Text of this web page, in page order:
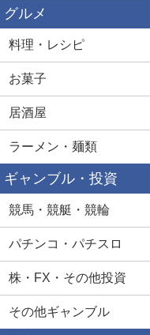
グルメ
料理・レシピ
お菓子
居酒屋
ラーメン・麺類
ギャンブル・投資
競馬・競艇・競輪
パチンコ・パチスロ
株・FX・その他投資
その他ギャンブル